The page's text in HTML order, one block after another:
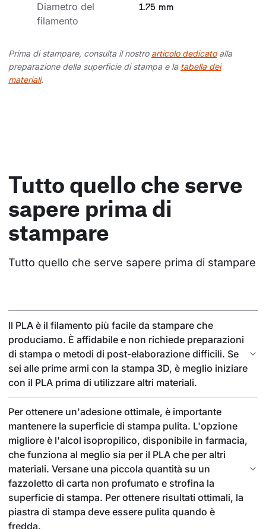
Diametro del
filamento
1.75 mm
Prima di stampare, consulta il nostro articolo dedicatoalla
preparazione della superficie di stampa e la tabella dei
materiali.
Tutto quello che serve
sapere prima di
stampare
Tutto quello che serve sapere prima di stampare
Il PLA è il filamento più facile da stampare che
produciamo. È affidabile e non richiede preparazioni
di stampa o metodi di post-elaborazione difficili. Se
sei alle prime armi con la stampa 3D, è meglio iniziare
con il PLA prima di utilizzare altri materiali.
Per ottenere un'adesione ottimale, è importante
mantenere la superficie di stampa pulita. L'opzione
migliore è l'alcol isopropilico, disponibile in farmacia,
che funziona al meglio sia per il PLA che per altri
materiali. Versane una piccola quantità su un
fazzoletto di carta non profumato e strofina la
superficie di stampa. Per ottenere risultati ottimali, la
piastra di stampa deve essere pulita quando è
fredda.